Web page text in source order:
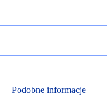
Podobne informacje